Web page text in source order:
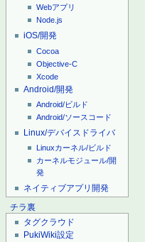
Webアプリ
Node.js
iOS/開発
Cocoa
Objective-C
Xcode
Android/開発
Android/ビルド
Android/ソースコード
Linux/デバイスドライバ
Linuxカーネル/ビルド
カーネルモジュール/開
発
ネイティブアプリ開発
チラ裏
タグクラウド
PukiWiki設定